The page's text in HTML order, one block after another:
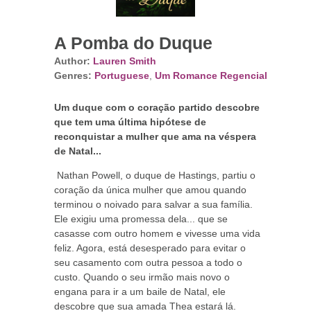
A Pomba do Duque
Author: Lauren Smith
Genres: Portuguese, Um Romance Regencial
Um duque com o coração partido descobre
que tem uma última hipótese de
reconquistar a mulher que ama na véspera
de Natal...
Nathan Powell, o duque de Hastings, partiu o
coração da única mulher que amou quando
terminou o noivado para salvar a sua família.
Ele exigiu uma promessa dela... que se
casasse com outro homem e vivesse uma vida
feliz. Agora, está desesperado para evitar o
seu casamento com outra pessoa a todo o
custo. Quando o seu irmão mais novo o
engana para ir a um baile de Natal, ele
descobre que sua amada Thea estará lá.